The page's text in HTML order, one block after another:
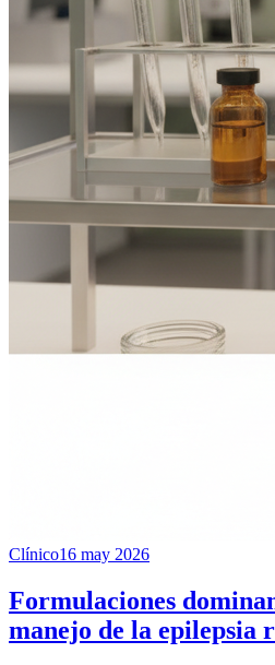
Clínico16 may 2026
Formulaciones
manejo de la epilepsia